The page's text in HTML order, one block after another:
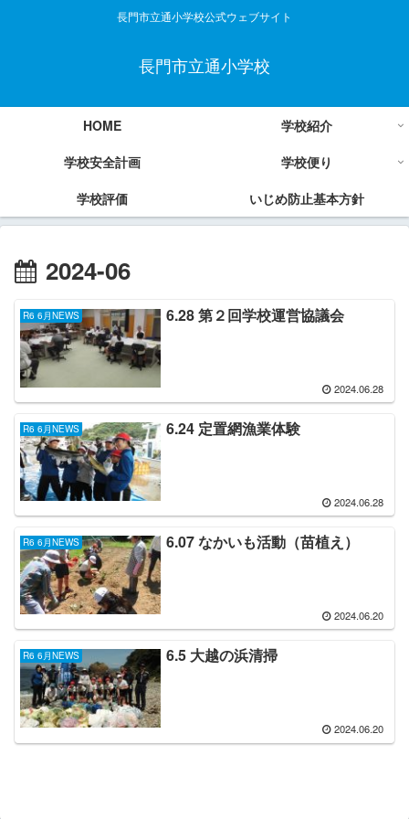
長門市立通小学校公式ウェブサイト
長門市立通小学校
HOME
学校紹介
学校安全計画
学校便り
学校評価
いじめ防止基本方針
2024-06
R6 6月NEWS 6.28 第２回学校運営協議会
2024.06.28
R6 6月NEWS 6.24 定置網漁業体験
2024.06.28
R6 6月NEWS 6.07 なかいも活動（苗植え）
2024.06.20
R6 6月NEWS 6.5 大越の浜清掃
2024.06.20